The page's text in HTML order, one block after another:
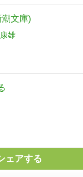
文庫)
雄
ェアする